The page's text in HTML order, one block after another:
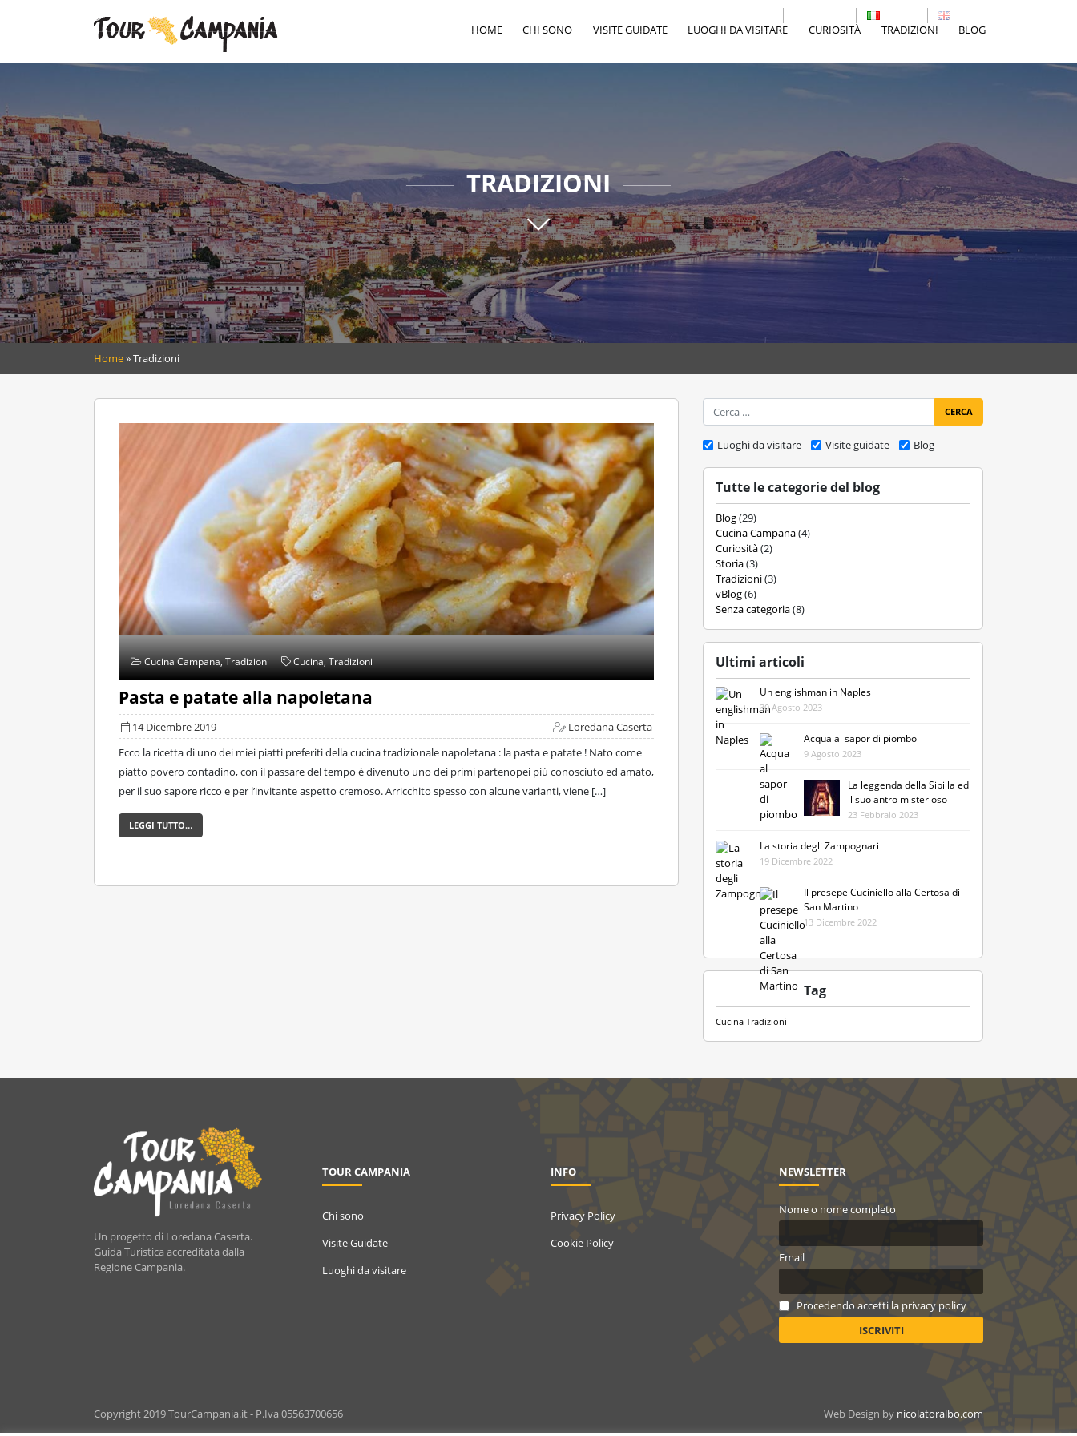
+39 349 469 8906
HOME
CHI SONO VISITE GUIDATE LUOGHI DA VISITARE CURIOSITÀ TRADIZIONI BLOG
TRADIZIONI
Home»Tradizioni
Cucina Campana,Tradizioni Cucina,Tradizioni
Pasta e patate alla napoletana
14 Dicembre 2019
Loredana Caserta
Ecco la ricetta di uno dei miei piatti preferiti della cucina tradizionale napoletana : la pasta e patate ! Nato come
piatto povero contadino, con il passare del tempo è divenuto uno dei primi partenopei più conosciuto ed amato,
per il suo sapore ricco e per l’invitante aspetto cremoso. Arricchito spesso con alcune varianti, viene […]
LEGGI TUTTO…
Cerca
Luoghi da visitare Visite guidate Blog
Tutte le categorie del blog
Blog(29)
Cucina Campana(4)
Curiosità(2)
Storia(3)
Tradizioni(3)
vBlog(6)
Senza categoria(8)
Ultimi articoli
Un englishman in Naples
30 Agosto 2023
Acqua al sapor di piombo
9 Agosto 2023
La leggenda della Sibilla ed
il suo antro misterioso
23 Febbraio 2023
La storia degli Zampognari
19 Dicembre 2022
Il presepe Cuciniello alla Certosa di
San Martino
13 Dicembre 2022
Tag
Cucina Tradizioni
Un progetto di Loredana Caserta.
Guida Turistica accreditata dalla
Regione Campania.
TOUR CAMPANIA
Chi sono
Visite Guidate
Luoghi da visitare
INFO
Privacy Policy
Cookie Policy
NEWSLETTER
Nome o nome completo
Email
Procedendo accetti la privacy policy
Copyright 2019 TourCampania.it - P.Iva 05563700656 Web Design by nicolatoralbo.com